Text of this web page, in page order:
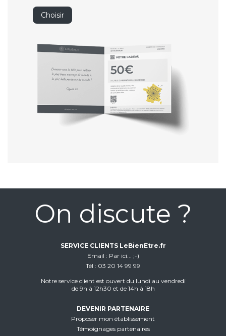
Choisir
On discute ?
SERVICE CLIENTS LeBienEtre.fr
Email
Par ici... ;-)
Tél
03 20 14 99 99
Notre service client est ouvert du lundi au vendredi
de 9h à 12h30 et de 14h à 18h
DEVENIR PARTENAIRE
Proposer mon établissement
Témoignages partenaires